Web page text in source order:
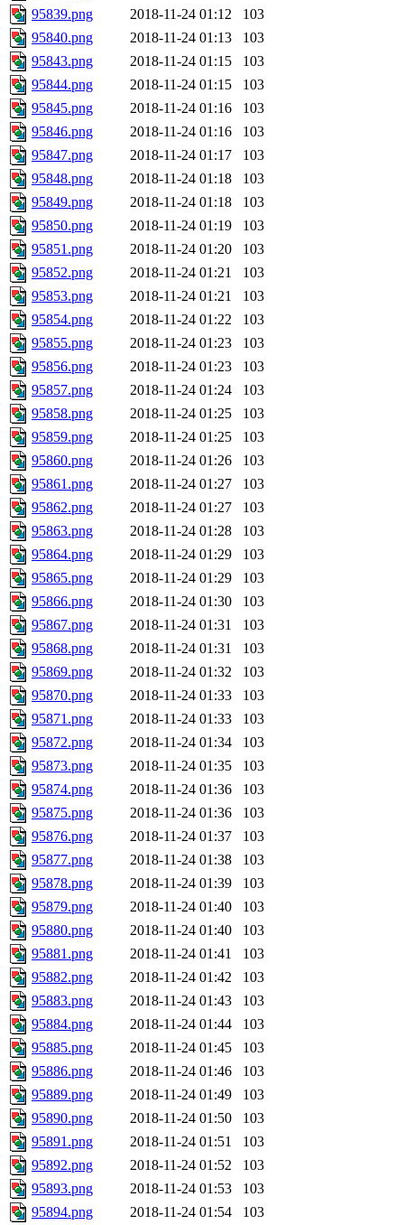
95839.png
2018-11-24 01:12
103
95840.png
2018-11-24 01:13
103
95843.png
2018-11-24 01:15
103
95844.png
2018-11-24 01:15
103
95845.png
2018-11-24 01:16
103
95846.png
2018-11-24 01:16
103
95847.png
2018-11-24 01:17
103
95848.png
2018-11-24 01:18
103
95849.png
2018-11-24 01:18
103
95850.png
2018-11-24 01:19
103
95851.png
2018-11-24 01:20
103
95852.png
2018-11-24 01:21
103
95853.png
2018-11-24 01:21
103
95854.png
2018-11-24 01:22
103
95855.png
2018-11-24 01:23
103
95856.png
2018-11-24 01:23
103
95857.png
2018-11-24 01:24
103
95858.png
2018-11-24 01:25
103
95859.png
2018-11-24 01:25
103
95860.png
2018-11-24 01:26
103
95861.png
2018-11-24 01:27
103
95862.png
2018-11-24 01:27
103
95863.png
2018-11-24 01:28
103
95864.png
2018-11-24 01:29
103
95865.png
2018-11-24 01:29
103
95866.png
2018-11-24 01:30
103
95867.png
2018-11-24 01:31
103
95868.png
2018-11-24 01:31
103
95869.png
2018-11-24 01:32
103
95870.png
2018-11-24 01:33
103
95871.png
2018-11-24 01:33
103
95872.png
2018-11-24 01:34
103
95873.png
2018-11-24 01:35
103
95874.png
2018-11-24 01:36
103
95875.png
2018-11-24 01:36
103
95876.png
2018-11-24 01:37
103
95877.png
2018-11-24 01:38
103
95878.png
2018-11-24 01:39
103
95879.png
2018-11-24 01:40
103
95880.png
2018-11-24 01:40
103
95881.png
2018-11-24 01:41
103
95882.png
2018-11-24 01:42
103
95883.png
2018-11-24 01:43
103
95884.png
2018-11-24 01:44
103
95885.png
2018-11-24 01:45
103
95886.png
2018-11-24 01:46
103
95889.png
2018-11-24 01:49
103
95890.png
2018-11-24 01:50
103
95891.png
2018-11-24 01:51
103
95892.png
2018-11-24 01:52
103
95893.png
2018-11-24 01:53
103
95894.png
2018-11-24 01:54
103